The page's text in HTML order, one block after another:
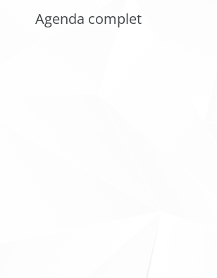
Agenda complet